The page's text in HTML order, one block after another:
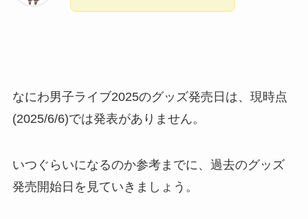
なにわ男子ライブ2025のグッズ発売日は、現時点
(2025/6/6)では発表がありません。
いつぐらいになるのか参考までに、過去のグッズ
発売開始日を見ていきましょう。